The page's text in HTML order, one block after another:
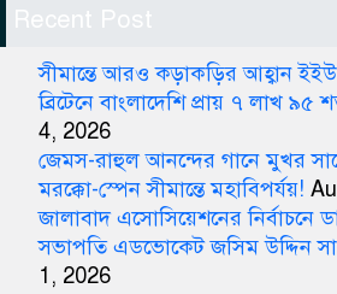
Recent Post
সীমান্তে আরও কড়াকড়ির আহ্বান
ব্রিটেনে বাংলাদেশি প্রায় ৭ লাখ ৯৫
4, 2026
জেমস-রাহুল আনন্দের গানে মুখর
মরক্কো-স্পেন সীমান্তে মহাবিপর্যয়!
জালাবাদ এসোসিয়েশনের নির্বাচনে
সভাপতি এডভোকেট জসিম উদ্দিন
1, 2026